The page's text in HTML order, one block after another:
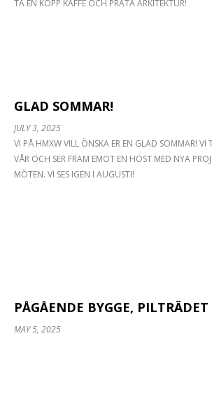
TA EN KOPP KAFFE OCH PRATA ARKITEKTUR!
GLAD SOMMAR!
JULY 3, 2025
VI PÅ HMXW VILL ÖNSKA ER EN GLAD SOMMAR! VI
VÅR OCH SER FRAM EMOT EN HÖST MED NYA
MÖTEN. VI SES IGEN I AUGUSTI!
PÅGÅENDE BYGGE, PILTRÄDET
MAY 5, 2025